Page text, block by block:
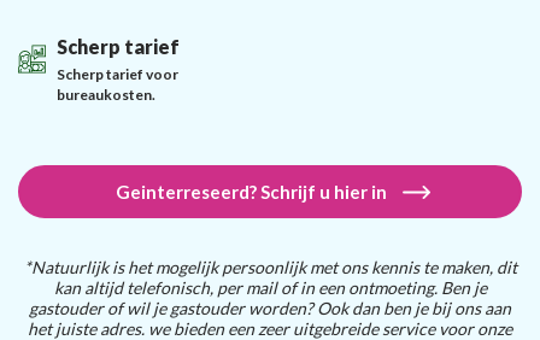
Scherp tarief
Scherp tarief voor
bureaukosten.
Geinterreseerd? Schrijf u hier in
*Natuurlijk is het mogelijk persoonlijk met ons kennis te maken, dit
kan altijd telefonisch, per mail of in een ontmoeting. Ben je
gastouder of wil je gastouder worden? Ook dan ben je bij ons aan
het juiste adres. we bieden een zeer uitgebreide service voor onze